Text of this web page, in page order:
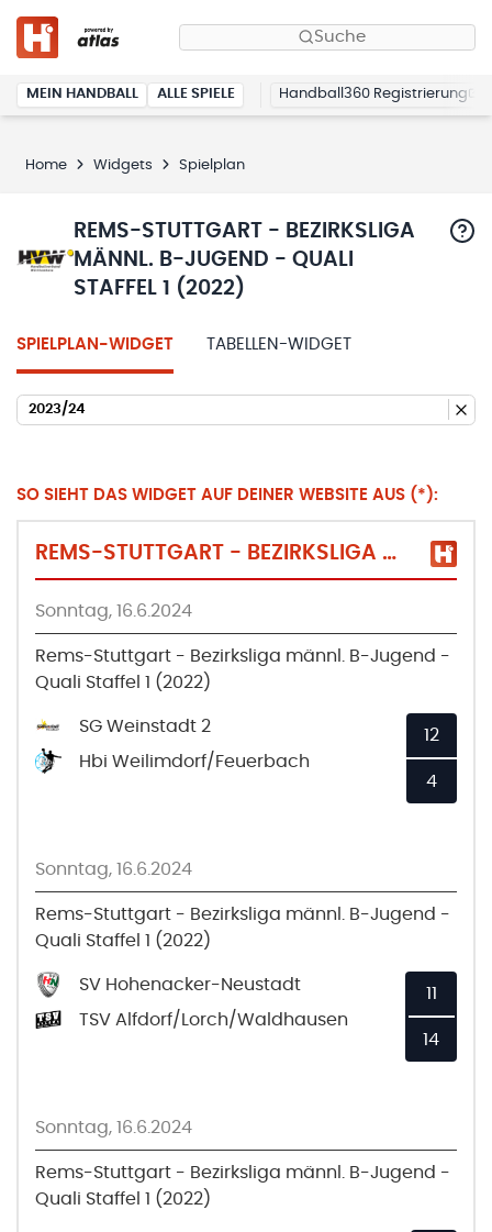
Suche
MEIN HANDBALL ALLE SPIELE Handball360 Registrierung
Home Widgets Spielplan
REMS-STUTTGART - BEZIRKSLIGA
MÄNNL. B-JUGEND - QUALI
STAFFEL 1 (2022)
SPIELPLAN-WIDGET TABELLEN-WIDGET
2023/24
SO SIEHT DAS WIDGET AUF DEINER WEBSITE AUS (*):
REMS-STUTTGART - BEZIRKSLIGA MÄNNL. B-JUGEND - QUALI STAFFEL 1 (2022)
Sonntag, 16.6.2024
Rems-Stuttgart - Bezirksliga männl. B-Jugend -
Quali Staffel 1 (2022)
SG Weinstadt 2
Hbi Weilimdorf/Feuerbach
12
4
Sonntag, 16.6.2024
Rems-Stuttgart - Bezirksliga männl. B-Jugend -
Quali Staffel 1 (2022)
SV Hohenacker-Neustadt
TSV Alfdorf/Lorch/Waldhausen
11
14
Sonntag, 16.6.2024
Rems-Stuttgart - Bezirksliga männl. B-Jugend -
Quali Staffel 1 (2022)